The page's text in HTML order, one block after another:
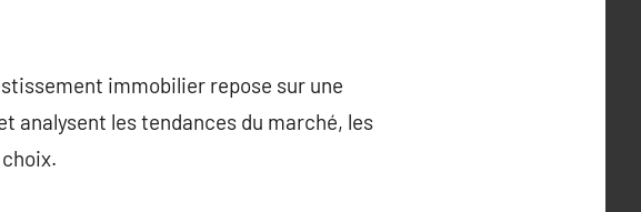
immobilier repose sur une
analysent les tendances du marché, les